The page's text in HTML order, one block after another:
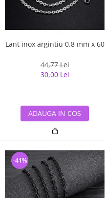
Lant inox argintiu 0.8 mm x 60
44,77 Lei
30,00 Lei
ADAUGA IN COS
-41%